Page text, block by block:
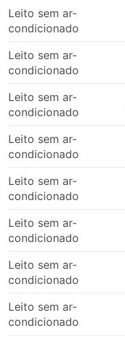
Leito sem ar-
condicionado
Leito sem ar-
condicionado
Leito sem ar-
condicionado
Leito sem ar-
condicionado
Leito sem ar-
condicionado
Leito sem ar-
condicionado
Leito sem ar-
condicionado
Leito sem ar-
condicionado